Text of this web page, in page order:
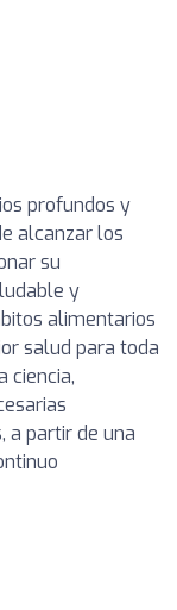
profundos y
alcanzar los
su
y
alimentarios
salud para toda
ciencia,
a partir de una